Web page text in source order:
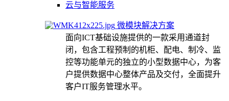
云与智能服务
微模块解决方案
面向ICT基础设施提供的一款采用通道封
闭，包含工程预制的机柜、配电、制冷、监
控等功能单元的独立的小型数据中心，为客
户提供数据中心整体产品及交付，全面提升
客户IT服务管理水平。